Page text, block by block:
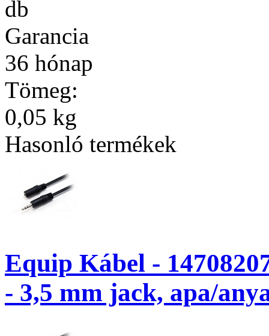
db
Garancia
36 hónap
Tömeg:
0,05 kg
Hasonló termékek
Equip Kábel -
- 3,5 mm jack, apa/